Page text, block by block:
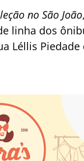
no São João
linha dos
Léllis